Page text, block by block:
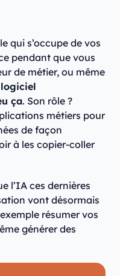
qui s’occupe de vos
pendant que vous
de métier, ou même
ça. Son rôle ?
métiers pour
de façon
à les copier-coller
l’IA ces dernières
vont désormais
résumer vos
générer des